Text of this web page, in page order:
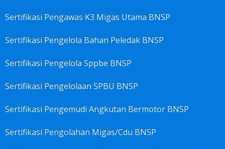
Sertifikasi Pengawas K3 Migas Utama BNSP
Sertifikasi Pengelola Bahan Peledak BNSP
Sertifikasi Pengelola Sppbe BNSP
Sertifikasi Pengelolaan SPBU BNSP
Sertifikasi Pengemudi Angkutan Bermotor BNSP
Sertifikasi Pengolahan Migas/Cdu BNSP